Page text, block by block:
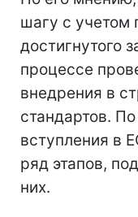
шагу с учетом
достигнутого
процессе
внедрения в
стандартов.
вступления в
ряд этапов,
них.